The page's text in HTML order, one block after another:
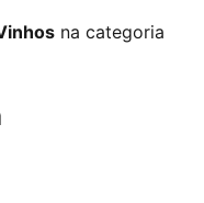
na categoria